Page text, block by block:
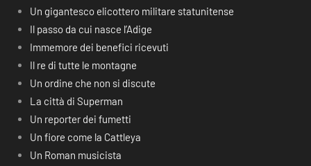
Un gigantesco elicottero militare statunitense
Il passo da cui nasce l’Adige
Immemore dei benefici ricevuti
Il re di tutte le montagne
Un ordine che non si discute
La città di Superman
Un reporter dei fumetti
Un fiore come la Cattleya
Un Roman musicista